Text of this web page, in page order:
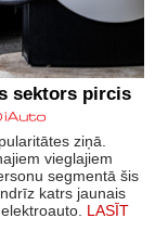
sektors pircis
ziņā.
vieglajiem
segmentā šis
katrs jaunais
LASĪT